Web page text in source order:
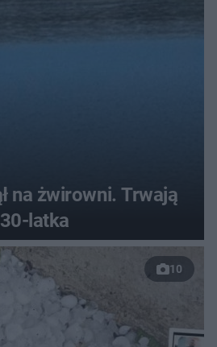
na żwirowni. Trwają
latka
10